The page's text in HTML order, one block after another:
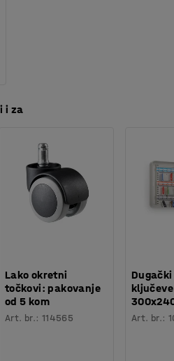
i za
Lako okretni
točkovi: pakovanje
od 5 kom
Art. br.: 114565 Art. br.: